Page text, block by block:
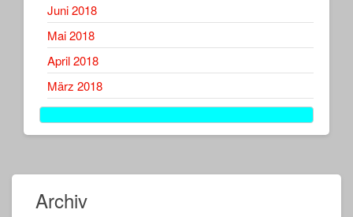
Juni 2018
Mai 2018
April 2018
März 2018
Archiv